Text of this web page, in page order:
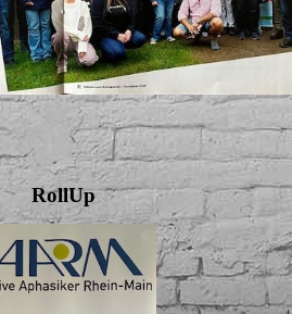
RollUp